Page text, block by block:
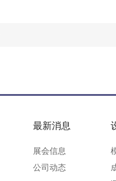
最新消息
展会信息
公司动态